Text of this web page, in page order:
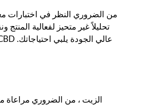
تحليلاً غير متحيز لفعالية
الزيت ، من الضروري